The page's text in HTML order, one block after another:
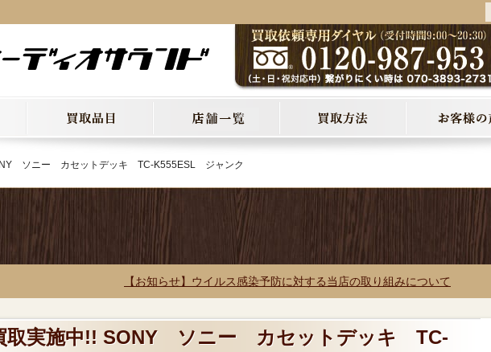
ソニー カセットデッキ TC-K555ESL ジャンク
【お知らせ】ウイルス感染予防に対する当店の取り組みについて
取実施中!! SONY ソニー カセットデッキ TC-